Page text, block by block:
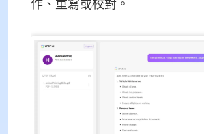
作、重寫或校對。